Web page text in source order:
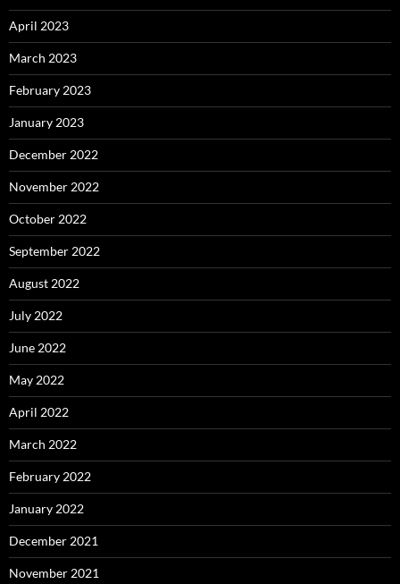
April 2023
March 2023
February 2023
January 2023
December 2022
November 2022
October 2022
September 2022
August 2022
July 2022
June 2022
May 2022
April 2022
March 2022
February 2022
January 2022
December 2021
November 2021